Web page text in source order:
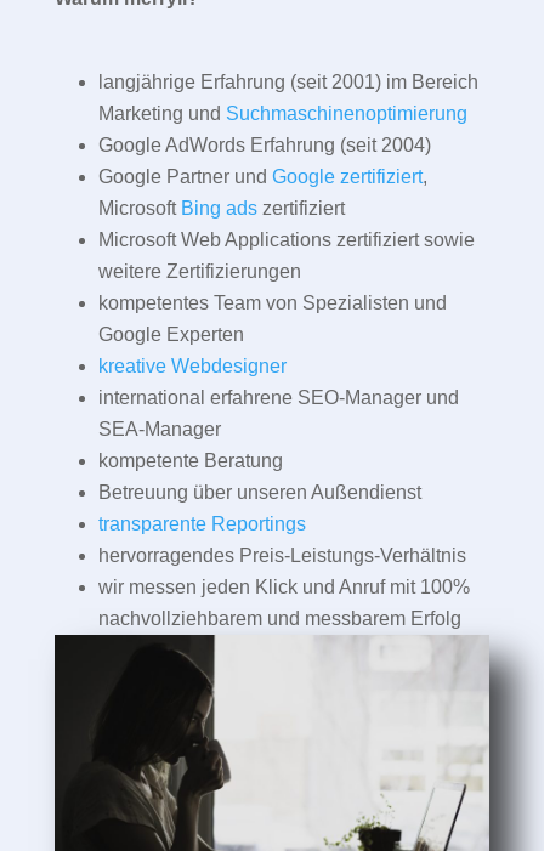
langjährige Erfahrung (seit 2001) im Bereich
Marketing und Suchmaschinenoptimierung
Google AdWords Erfahrung (seit 2004)
Google Partner und Google zertifiziert,
Microsoft Bing adszertifiziert
Microsoft Web Applications zertifiziert sowie
weitere Zertifizierungen
kompetentes Team von Spezialisten und
Google Experten
kreative Webdesigner
international erfahrene SEO-Manager und
SEA-Manager
kompetente Beratung
Betreuung über unseren Außendienst
transparente Reportings
hervorragendes Preis-Leistungs-Verhältnis
wir messen jeden Klick und Anruf mit 100%
nachvollziehbarem und messbarem Erfolg